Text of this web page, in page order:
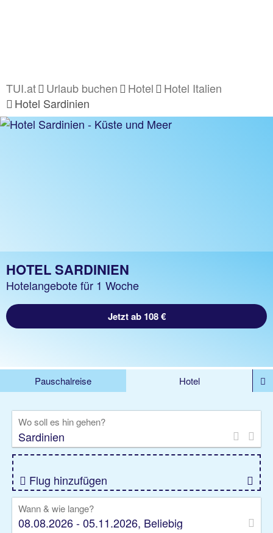
TUI.at Urlaub buchen Hotel
Hotel Italien
Hotel Sardinien
HOTEL SARDINIEN
Hotelangebote für 1 Woche
Jetzt ab 108 €
Pauschalreise
Hotel
Rundreise
Kreuzfahrt
Gruppenreise
Camper Privattransfer
Wo soll es hin gehen?
Flug hinzufügen
Wann & wie lange?
08.08.2026 - 05.11.2026, Beliebig